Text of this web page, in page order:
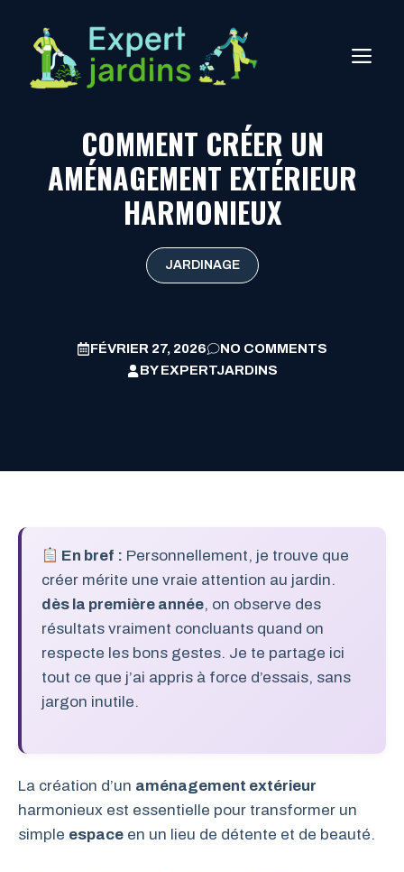
contenu
COMMENT CRÉER UN
AMÉNAGEMENT EXTÉRIEUR
HARMONIEUX
JARDINAGE
FÉVRIER 27, 2026
NO COMMENTS
BYEXPERTJARDINS
En bref : Personnellement, je trouve que
créer mérite une vraie attention au jardin.
dès la première année, on observe des
résultats vraiment concluants quand on
respecte les bons gestes. Je te partage ici
tout ce que j’ai appris à force d’essais, sans
jargon inutile.
La création d’un aménagement extérieur
harmonieux est essentielle pour transformer un
simple espace en un lieu de détente et de beauté.